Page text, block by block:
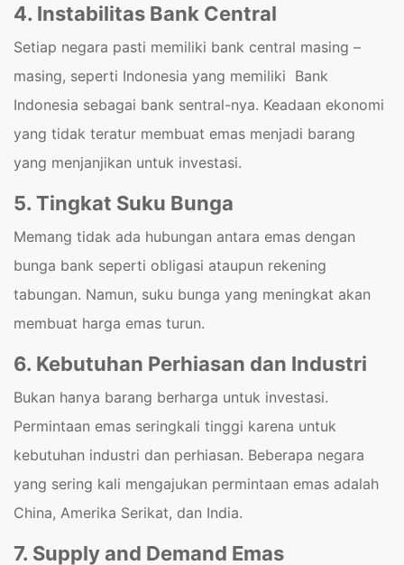
4. Instabilitas Bank Central
Setiap negara pasti memiliki bank central masing –
masing, seperti Indonesia yang memiliki Bank
Indonesia sebagai bank sentral-nya. Keadaan ekonomi
yang tidak teratur membuat emas menjadi barang
yang menjanjikan untuk investasi.
5. Tingkat Suku Bunga
Memang tidak ada hubungan antara emas dengan
bunga bank seperti obligasi ataupun rekening
tabungan. Namun, suku bunga yang meningkat akan
membuat harga emas turun.
6. Kebutuhan Perhiasan dan Industri
Bukan hanya barang berharga untuk investasi.
Permintaan emas seringkali tinggi karena untuk
kebutuhan industri dan perhiasan. Beberapa negara
yang sering kali mengajukan permintaan emas adalah
China, Amerika Serikat, dan India.
7. Supply and Demand Emas